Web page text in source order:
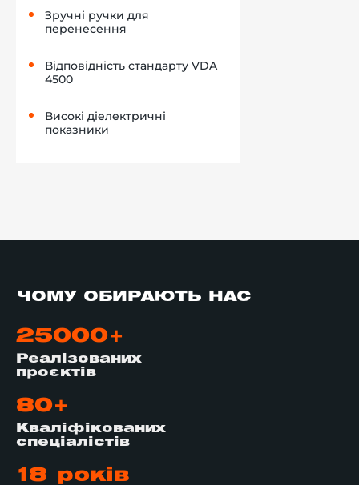
Зручні ручки для
перенесення
Відповідність стандарту VDA
4500
Високі діелектричні
показники
ЧОМУ ОБИРАЮТЬ НАС
25000+
Реалізованих
проєктів
80+
Кваліфікованих
спеціалістів
18 років